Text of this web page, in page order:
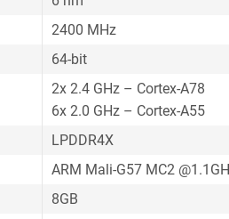
2400 MHz
64-bit
2x 2.4 GHz – Cortex-A78
6x 2.0 GHz – Cortex-A55
LPDDR4X
ARM Mali-G57 MC2
8GB